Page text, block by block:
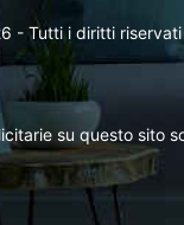
- Tutti i diritti
su questo sito